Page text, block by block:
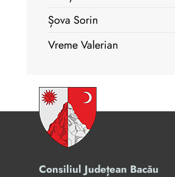
Șova Sorin
Vreme Valerian
Consiliul Județean Bacău